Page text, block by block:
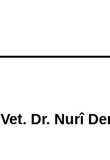
Vet. Dr. Nurî